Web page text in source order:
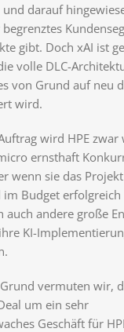
und darauf
gibt. Doch xAI ist
volle DLC-
von Grund auf neu
wird.
wird HPE zwar
ernsthaft
wenn sie das
im Budget erfolgreich
auch andere große
KI-
vermuten wir,
um ein sehr
Geschäft für